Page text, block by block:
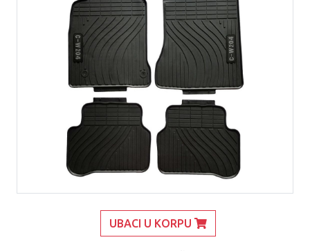
UBACI U KORPU